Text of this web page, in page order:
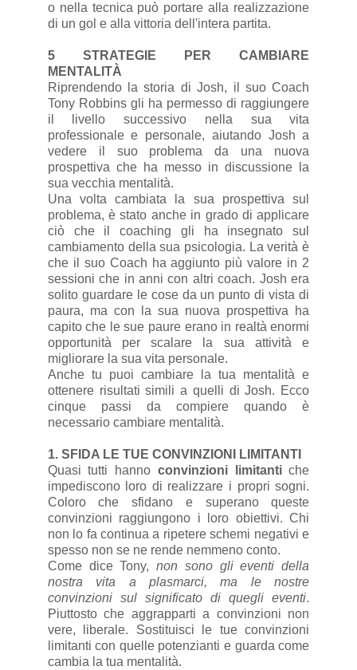
o nella tecnica può portare alla realizzazione
di un gol e alla vittoria dell'intera partita.
5 STRATEGIE PER CAMBIARE
MENTALITÀ
Riprendendo la storia di Josh, il suo Coach
Tony Robbins gli ha permesso di raggiungere
il livello successivo nella sua vita
professionale e personale, aiutando Josh a
vedere il suo problema da una nuova
prospettiva che ha messo in discussione la
sua vecchia mentalità.
Una volta cambiata la sua prospettiva sul
problema, è stato anche in grado di applicare
ciò che il coaching gli ha insegnato sul
cambiamento della sua psicologia. La verità è
che il suo Coach ha aggiunto più valore in 2
sessioni che in anni con altri coach. Josh era
solito guardare le cose da un punto di vista di
paura, ma con la sua nuova prospettiva ha
capito che le sue paure erano in realtà enormi
opportunità per scalare la sua attività e
migliorare la sua vita personale.
Anche tu puoi cambiare la tua mentalità e
ottenere risultati simili a quelli di Josh. Ecco
cinque passi da compiere quando è
necessario cambiare mentalità.
1. SFIDA LE TUE CONVINZIONI LIMITANTI
Quasi tutti hanno convinzioni limitantiche
impediscono loro di realizzare i propri sogni.
Coloro che sfidano e superano queste
convinzioni raggiungono i loro obiettivi. Chi
non lo fa continua a ripetere schemi negativi e
spesso non se ne rende nemmeno conto.
Come dice Tony,non sono gli eventi della
nostra vita a plasmarci, ma le nostre
convinzioni sul significato di quegli eventi.
Piuttosto che aggrapparti a convinzioni non
vere, liberale. Sostituisci le tue convinzioni
limitanti con quelle potenzianti e guarda come
cambia la tua mentalità.